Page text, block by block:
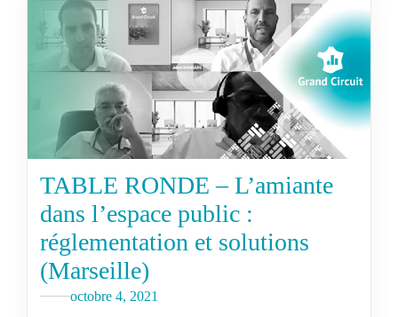
TABLE RONDE – L’amiante
dans l’espace public :
réglementation et solutions
(Marseille)
octobre 4, 2021